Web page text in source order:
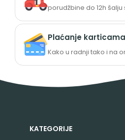
porudžbine do 12h
Plaćanje karticama
Kako u radnji tako i na
KATEGORIJE